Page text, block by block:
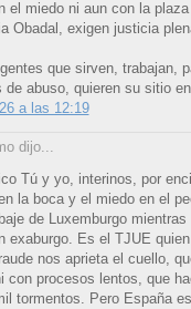
el miedo ni aun con la
Obadal, exigen justicia
que sirven, trabajan,
de abuso, quieren su sitio
a las 12:19
dijo...
Tú y yo, interinos, por
la boca y el miedo en el
de Luxemburgo
exaburgo. Es el TJUE
nos aprieta el cuello,
con procesos lentos, que
tormentos. Pero España